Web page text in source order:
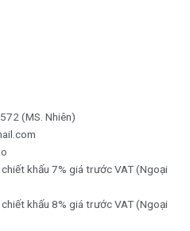
(MS. Nhiên)
khấu 7% giá trước VAT (Ngoại
khấu 8% giá trước VAT (Ngoại